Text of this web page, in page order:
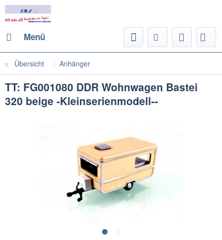
Menü
Übersicht Anhänger
TT: FG001080 DDR Wohnwagen Bastei
320 beige -Kleinserienmodell--